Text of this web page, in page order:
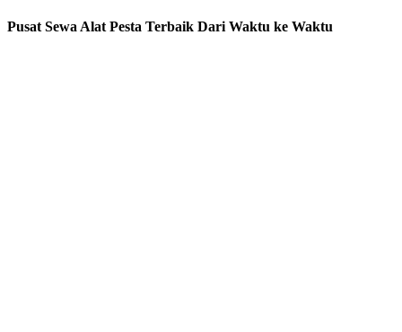
Pusat Sewa Alat Pesta Terbaik Dari Waktu ke Waktu